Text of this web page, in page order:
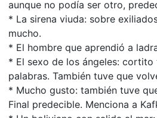
aunque no podía ser otro,
* La sirena viuda: sobre
mucho.
* El hombre que aprendió a
* El sexo de los ángeles: cortito
palabras. También tuve que
* Mucho gusto: también tuve
Final predecible. Menciona a